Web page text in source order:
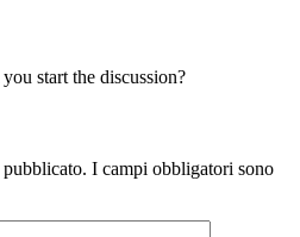
start the discussion?
I campi obbligatori sono